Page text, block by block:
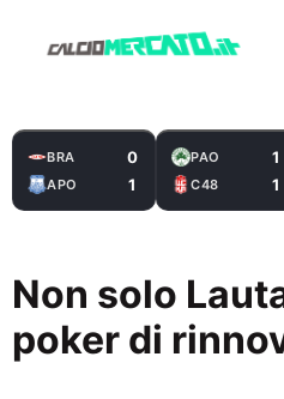
BRA 0
APO 1
PAO 1
C48 1
Non solo
poker di